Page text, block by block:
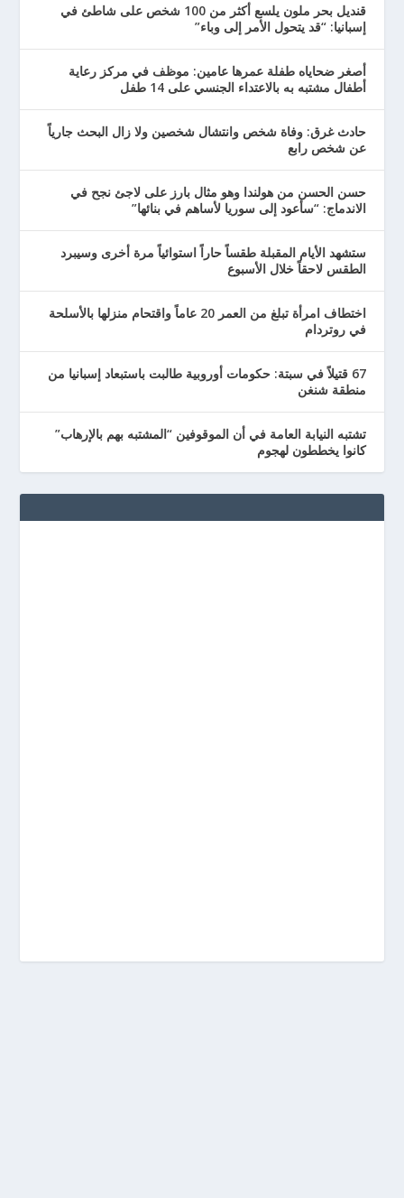
قنديل بحر ملون يلسع أكثر من 100 شخص على شاطئ في
إسبانيا: “قد يتحول الأمر إلى وباء”
أصغر ضحاياه طفلة عمرها عامين: موظف في مركز رعاية
أطفال مشتبه به بالاعتداء الجنسي على 14 طفل
حادث غرق: وفاة شخص وانتشال شخصين ولا زال البحث جارياً
عن شخص رابع
حسن الحسن من هولندا وهو مثال بارز على لاجئ نجح في
الاندماج: “سأعود إلى سوريا لأساهم في بنائها”
ستشهد الأيام المقبلة طقساً حاراً استوائياً مرة أخرى وسيبرد
الطقس لاحقاً خلال الأسبوع
اختطاف امرأة تبلغ من العمر 20 عاماً واقتحام منزلها بالأسلحة
في روتردام
67 قتيلاً في سبتة: حكومات أوروبية طالبت باستبعاد إسبانيا من
منطقة شنغن
تشتبه النيابة العامة في أن الموقوفين “المشتبه بهم بالإرهاب”
كانوا يخططون لهجوم